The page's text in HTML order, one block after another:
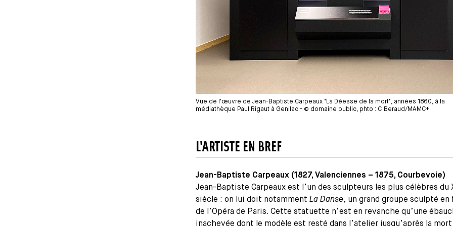
Vue de l'œuvre de Jean-Baptiste Carpeaux "La Déesse de la mort", années 1860, à la
médiathèque Paul Rigaut à Genilac - © domaine public, phto : C. Beraud/MAMC+
L'ARTISTE EN BREF
Jean-Baptiste Carpeaux (1827, Valenciennes – 1875, Courbevoie)
Jean-Baptiste Carpeaux est l’un des sculpteurs les plus célèbres du
siècle : on lui doit notamment La Danse, un grand groupe sculpté en
de l’Opéra de Paris. Cette statuette n’est en revanche qu’une
inachevée dont le modèle est resté dans l’atelier jusqu’après la